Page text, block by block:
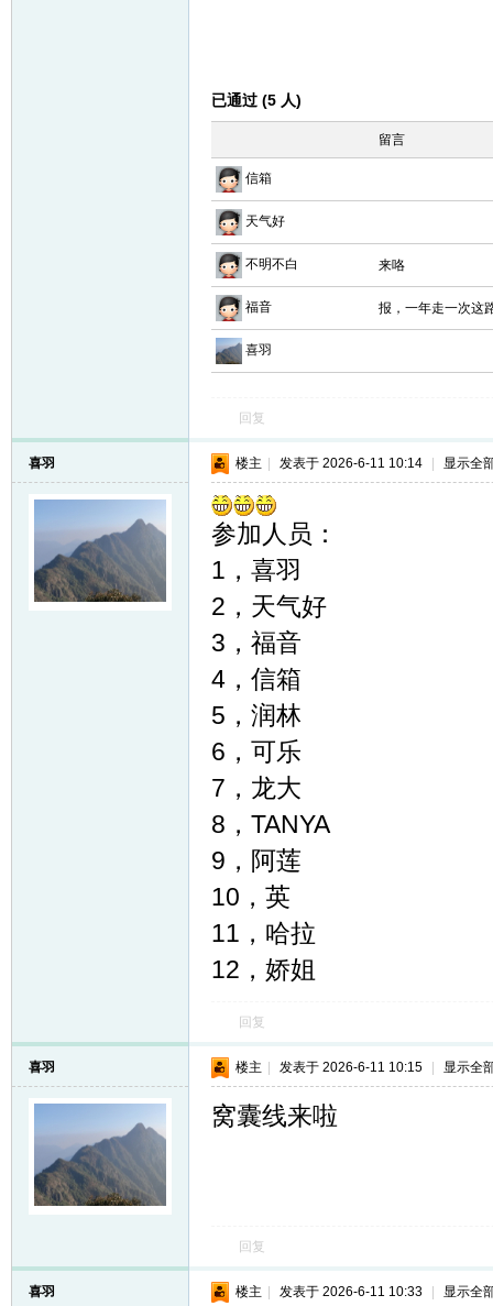
已通过 (5 人)
留言
信箱
天气好
不明不白 来咯
福音 报，一年走一次这
喜羽
回复
喜羽 楼主 发表于 2026-6-11 10:14 显示全
参加人员：
1，喜羽
2，天气好
3，福音
4，信箱
5，润林
6，可乐
7，龙大
8，TANYA
9，阿莲
10，英
11，哈拉
12，娇姐
回复
喜羽 楼主 发表于 2026-6-11 10:15 显示全
窝囊线来啦
回复
喜羽 楼主 发表于 2026-6-11 10:33 显示全